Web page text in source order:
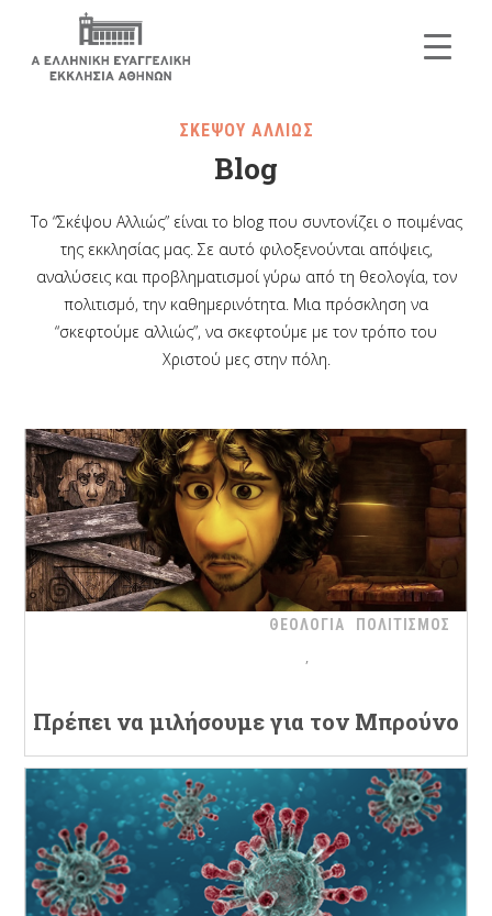
ΣΚΕΨΟΥ ΑΛΛΙΩΣ
Blog
Το “Σκέψου Αλλιώς” είναι το blog που συντονίζει ο ποιμένας
της εκκλησίας μας. Σε αυτό φιλοξενούνται απόψεις,
αναλύσεις και προβληματισμοί γύρω από τη θεολογία, τον
πολιτισμό, την καθημερινότητα. Μια πρόσκληση να
“σκεφτούμε αλλιώς”, να σκεφτούμε με τον τρόπο του
Χριστού μες στην πόλη.
ΘΕΟΛΟΓΙΑ ΠΟΛΙΤΙΣΜΟΣ
Πρέπει να μιλήσουμε για τον Μπρούνο